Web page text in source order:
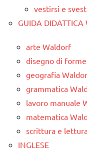
vestirsi e
GUIDA DIDATTICA
arte Waldorf
disegno di
geografia
grammatica
lavoro manuale
matematica
scrittura e
INGLESE